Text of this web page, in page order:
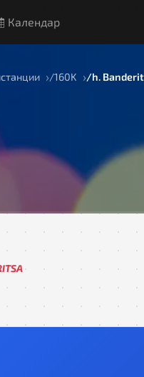
Календар
160K h.